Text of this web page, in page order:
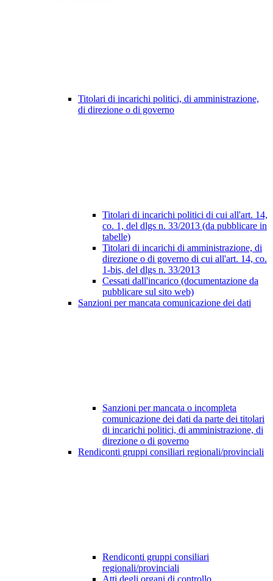
Titolari di incarichi politici, di amministrazione,
di direzione o di governo
Titolari di incarichi politici di cui all'art. 14,
co. 1, del dlgs n. 33/2013 (da pubblicare in
tabelle)
Titolari di incarichi di amministrazione, di
direzione o di governo di cui all'art. 14, co.
1-bis, del dlgs n. 33/2013
Cessati dall'incarico (documentazione da
pubblicare sul sito web)
Sanzioni per mancata comunicazione dei dati
Sanzioni per mancata o incompleta
comunicazione dei dati da parte dei titolari
di incarichi politici, di amministrazione, di
direzione o di governo
Rendiconti gruppi consiliari regionali/provinciali
Rendiconti gruppi consiliari
regionali/provinciali